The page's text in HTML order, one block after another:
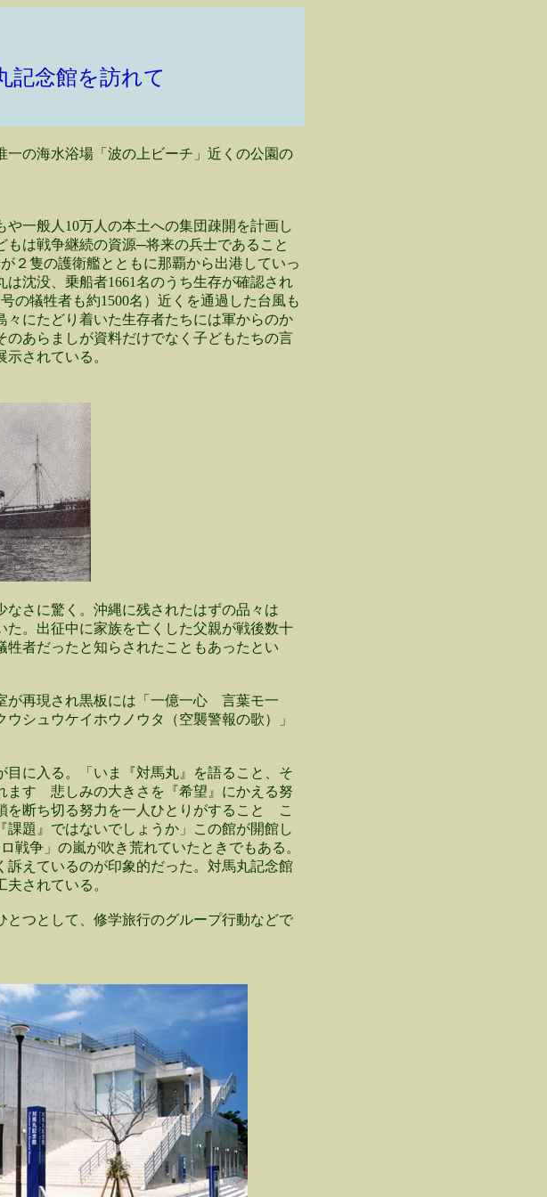
記念館を訪れて
の海水浴場「波の上ビーチ」近くの公園の
一般人10万人の本土への集団疎開を計画し
は戦争継続の資源─将来の兵士であること
２隻の護衛艦とともに那覇から出港していっ
沈没、乗船者1661名のうち生存が確認され
の犠牲者も約1500名）近くを通過した台風も
にたどり着いた生存者たちには軍からのか
あらましが資料だけでなく子どもたちの言
されている。
さに驚く。沖縄に残されたはずの品々は
た。出征中に家族を亡くした父親が戦後数十
者だったと知らされたこともあったとい
が再現され黒板には「一億一心 言葉モ一
シュウケイホウノウタ（空襲警報の歌）」
に入る。「いま『対馬丸』を語ること、そ
ます 悲しみの大きさを『希望』にかえる努
を断ち切る努力を一人ひとりがすること こ
題』ではないでしょうか」この館が開館し
戦争」の嵐が吹き荒れていたときでもある。
えているのが印象的だった。対馬丸記念館
されている。
とつとして、修学旅行のグループ行動などで